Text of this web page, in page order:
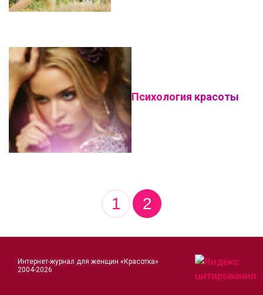
Психология красоты
1 2
Интернет-журнал для женщин «Красотка»
2004-2026